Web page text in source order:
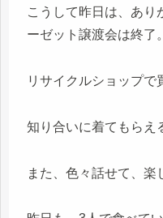
こうして昨日は、あり
ーゼット譲渡会は終了。
リサイクルショップで
知り合いに着てもらえ
また、色々話せて、楽